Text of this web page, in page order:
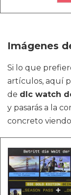
Imágenes
Si lo que
artículos, aquí
de dlc watch
y pasarás a la
concreto